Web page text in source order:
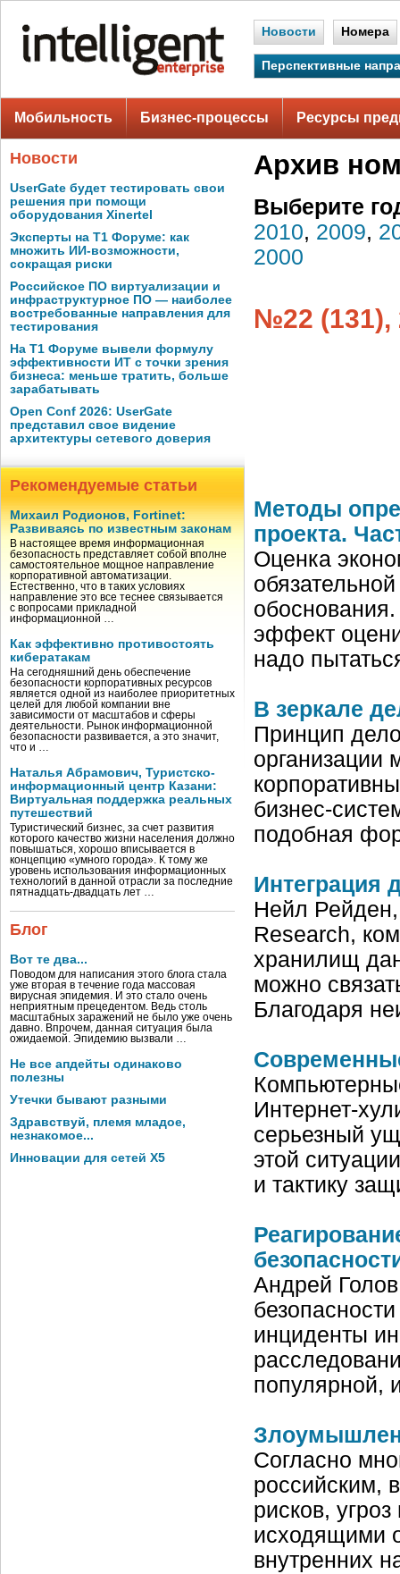
Новости Номера
Перспективные
Мобильность Бизнес-процессы Ресурсы
Новости
UserGate будет тестировать свои
решения при помощи
оборудования Xinertel
Эксперты на Т1 Форуме: как
множить ИИ-возможности,
сокращая риски
Российское ПО виртуализации и
инфраструктурное ПО — наиболее
востребованные направления для
тестирования
На Т1 Форуме вывели формулу
эффективности ИТ с точки зрения
бизнеса: меньше тратить, больше
зарабатывать
Open Conf 2026: UserGate
представил свое видение
архитектуры сетевого доверия
Рекомендуемые статьи
Михаил Родионов, Fortinet:
Развиваясь по известным законам
В настоящее время информационная
безопасность представляет собой вполне
самостоятельное мощное направление
корпоративной автоматизации.
Естественно, что в таких условиях
направление это все теснее связывается
с вопросами прикладной
информационной …
Как эффективно противостоять
кибератакам
На сегодняшний день обеспечение
безопасности корпоративных ресурсов
является одной из наиболее приоритетных
целей для любой компании вне
зависимости от масштабов и сферы
деятельности. Рынок информационной
безопасности развивается, а это значит,
что и …
Наталья Абрамович, Туристско-
информационный центр Казани:
Виртуальная поддержка реальных
путешествий
Туристический бизнес, за счет развития
которого качество жизни населения должно
повышаться, хорошо вписывается в
концепцию «умного города». К тому же
уровень использования информационных
технологий в данной отрасли за последние
пятнадцать-двадцать лет …
Блог
Вот те два...
Поводом для написания этого блога стала
уже вторая в течение года массовая
вирусная эпидемия. И это стало очень
неприятным прецедентом. Ведь столь
масштабных заражений не было уже очень
давно. Впрочем, данная ситуация была
ожидаемой. Эпидемию вызвали …
Не все апдейты одинаково
полезны
Утечки бывают разными
Здравствуй, племя младое,
незнакомое...
Инновации для сетей X5
Архив
Выберите
2010, 2009,
2000
№22 (131),
Методы
проекта.
Оценка
эффект
надо
В зеркале
Принцип
организации
бизнес-
подобная
Интеграция
Нейл Рейден,
Research,
хранилищ
можно
Благодаря
Интернет-
серьезный
этой
и тактику
Андрей
инциденты
популярной,
Согласно
российским,
рисков,
исходящими
внутренних